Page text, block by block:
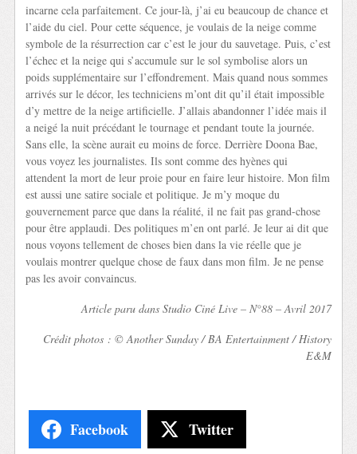
incarne cela parfaitement. Ce jour-là, j’ai eu beaucoup de chance et
l’aide du ciel. Pour cette séquence, je voulais de la neige comme
symbole de la résurrection car c’est le jour du sauvetage. Puis, c’est
l’échec et la neige qui s’accumule sur le sol symbolise alors un
poids supplémentaire sur l’effondrement. Mais quand nous sommes
arrivés sur le décor, les techniciens m’ont dit qu’il était impossible
d’y mettre de la neige artificielle. J’allais abandonner l’idée mais il
a neigé la nuit précédant le tournage et pendant toute la journée.
Sans elle, la scène aurait eu moins de force. Derrière Doona Bae,
vous voyez les journalistes. Ils sont comme des hyènes qui
attendent la mort de leur proie pour en faire leur histoire. Mon film
est aussi une satire sociale et politique. Je m’y moque du
gouvernement parce que dans la réalité, il ne fait pas grand-chose
pour être applaudi. Des politiques m’en ont parlé. Je leur ai dit que
nous voyons tellement de choses bien dans la vie réelle que je
voulais montrer quelque chose de faux dans mon film. Je ne pense
pas les avoir convaincus.
Article paru dans Studio Ciné Live – N°88 – Avril 2017
Crédit photos : © Another Sunday / BA Entertainment / History
E&M
Facebook Twitter